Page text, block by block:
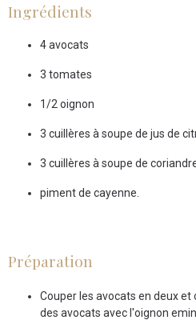
Ingrédients
4 avocats
3 tomates
1/2 oignon
3 cuillères à soupe de jus de
3 cuillères à soupe de
piment de cayenne.
Préparation
Couper les avocats en deux et
des avocats avec l'oignon